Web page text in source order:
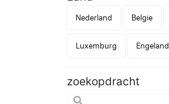
Nederland Belgie
Luxemburg Engeland
zoekopdracht